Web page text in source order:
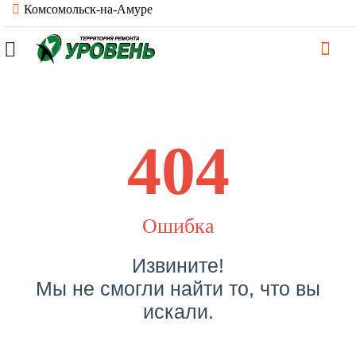
Комсомольск-на-Амуре
404
Ошибка
Извините!
Мы не смогли найти то, что вы
искали.